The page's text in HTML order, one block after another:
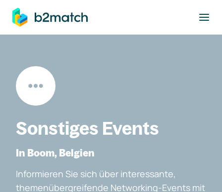
springen
Sonstiges Events
In Boom, Belgien
Informieren Sie sich über interessante,
themenübergreifende Networking-Events mit